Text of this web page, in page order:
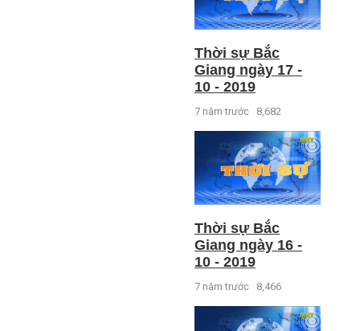
Thời sự Bắc
Giang ngày 17 -
10 - 2019
7 năm trước 8,682
Thời sự Bắc
Giang ngày 16 -
10 - 2019
7 năm trước 8,466